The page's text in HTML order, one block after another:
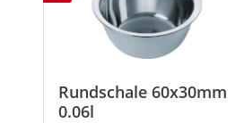
Rundschale 60x30mm
0.06l